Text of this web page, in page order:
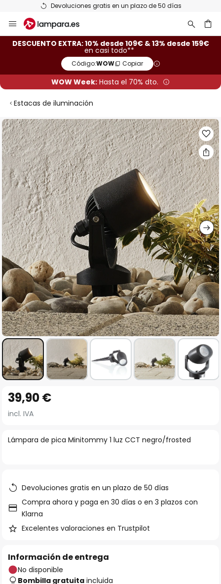
Devoluciones gratis en un plazo de 50 días
al
contenido
DESCUENTO EXTRA: 10% desde 109€ & 13% desde 159€
en casi todo**
Código:WOW Copiar
WOW Week: Hasta el 70% dto.
Estacas de iluminación
Saltar
al
final
de
la
galería
de
imágenes
comienzo
laLámpara de pica Minitommy 1 luz CCT negro/frosted
39,90 €
incl. IVA
Devoluciones gratis en un plazo de 50 días
Compra ahora y paga en 30 días o en 3 plazos con
Klarna
Excelentes valoraciones en Trustpilot
Información de entrega
No disponible
Bombilla gratuita incluida